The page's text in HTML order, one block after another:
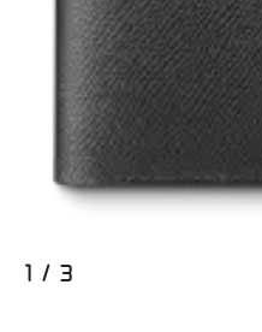
1 / 3